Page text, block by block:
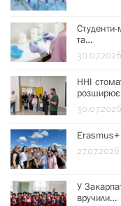
та…
ННІ
Erasmus+
У
вручили…